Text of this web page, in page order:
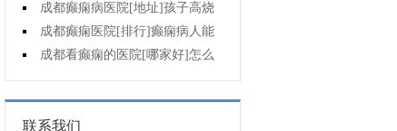
痫用住院吗?
成都癫痫病医院[地址]孩子高烧
为什么会出现癫痫抽搐?
成都癫痫医院[排行]癫痫病人能
不能出门?
成都看癫痫的医院[哪家好]怎么
治癫痫发作?
联系我们